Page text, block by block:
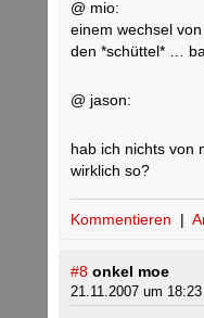
@ mio:
einem wechsel
den *schüttel* …
@ jason:
hab ich nichts von
wirklich so?
Kommentieren |
#8 onkel moe
21.11.2007 um